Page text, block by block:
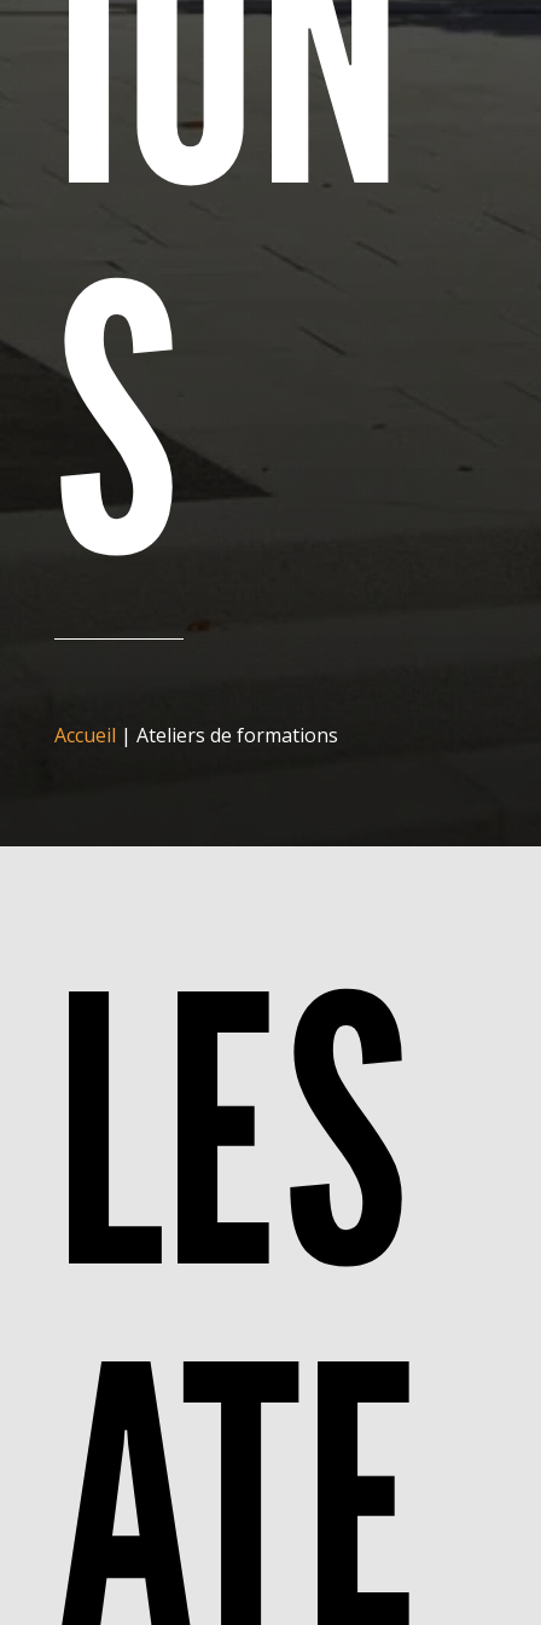
S
Accueil | Ateliers de formations
LES
ATE